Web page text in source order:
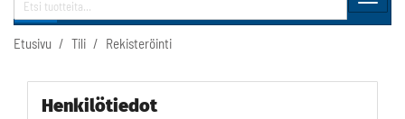
Haku
Etusivu Tili Rekisteröinti
Henkilötiedot